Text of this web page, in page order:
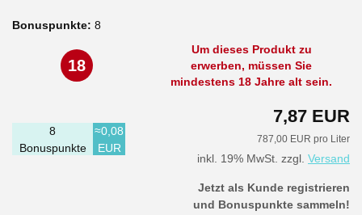
Bonuspunkte: 8
18
Um dieses Produkt zu
erwerben, müssen Sie
mindestens 18 Jahre alt sein.
7,87 EUR
787,00 EUR pro Liter
inkl. 19% MwSt. zzgl. Versand
8
Bonuspunkte
≈0,08
EUR
Jetzt als Kunde registrieren
und Bonuspunkte sammeln!